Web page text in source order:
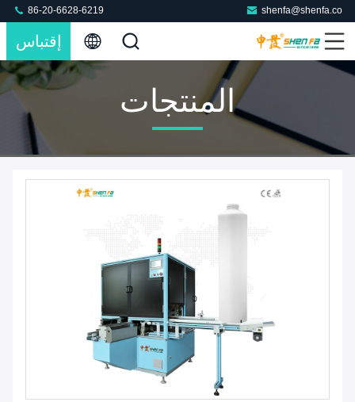
shenfa@shenfa.co
86-20-6628-6219
إقتباس
المنتجات